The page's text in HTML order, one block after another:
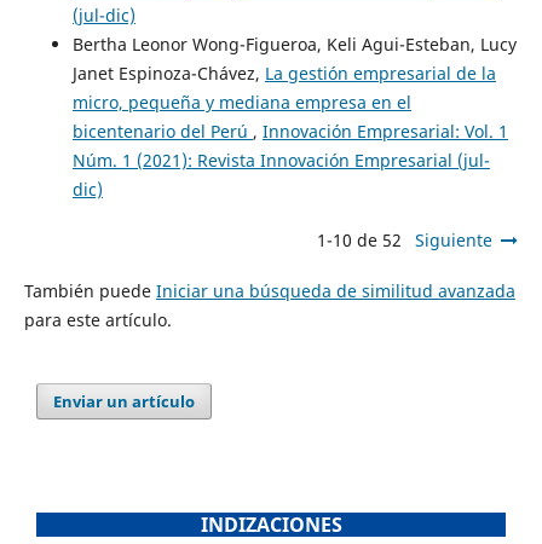
(jul-dic)
Bertha Leonor Wong-Figueroa, Keli Agui-Esteban, Lucy
Janet Espinoza-Chávez, La gestión empresarial de la
micro, pequeña y mediana empresa en el
bicentenario del Perú , Innovación Empresarial: Vol. 1
Núm. 1 (2021): Revista Innovación Empresarial (jul-
dic)
1-10 de 52 Siguiente
También puede Iniciar una búsqueda de similitud avanzada
para este artículo.
Enviar un artículo
INDIZACIONES